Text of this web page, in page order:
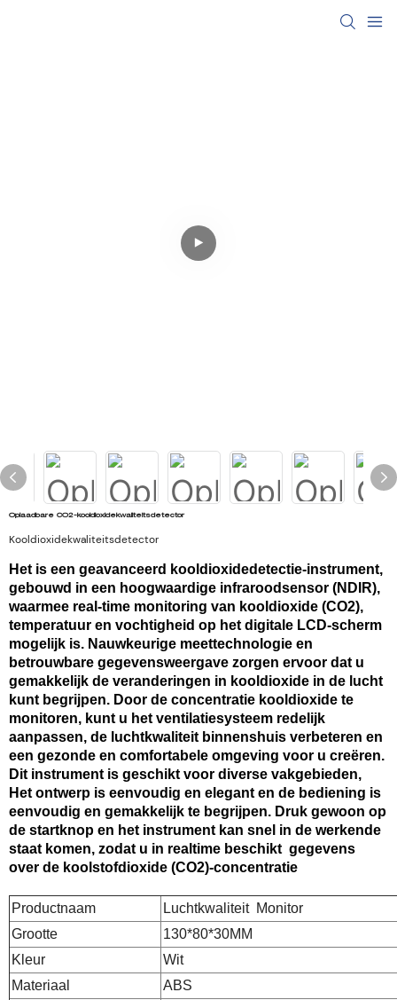
Oplaadbare CO2-kooldioxidekwaliteitsdetector
Kooldioxidekwaliteitsdetector
Het is een geavanceerd kooldioxidedetectie-instrument,
gebouwd in een hoogwaardige infraroodsensor (NDIR),
waarmee real-time monitoring van kooldioxide (CO2),
temperatuur en vochtigheid op het digitale LCD-scherm
mogelijk is. Nauwkeurige meettechnologie en
betrouwbare gegevensweergave zorgen ervoor dat u
gemakkelijk de veranderingen in kooldioxide in de lucht
kunt begrijpen. Door de concentratie kooldioxide te
monitoren, kunt u het ventilatiesysteem redelijk
aanpassen, de luchtkwaliteit binnenshuis verbeteren en
een gezonde en comfortabele omgeving voor u creëren.
Dit instrument is geschikt voor diverse vakgebieden,
Het ontwerp is eenvoudig en elegant en de bediening is
eenvoudig en gemakkelijk te begrijpen. Druk gewoon op
de startknop en het instrument kan snel in de werkende
staat komen, zodat u in realtime beschikt gegevens
over de koolstofdioxide (CO2)-concentratie
Productnaam
Luchtkwaliteit Monitor
Grootte
130*80*30MM
Kleur
Wit
Materiaal
ABS